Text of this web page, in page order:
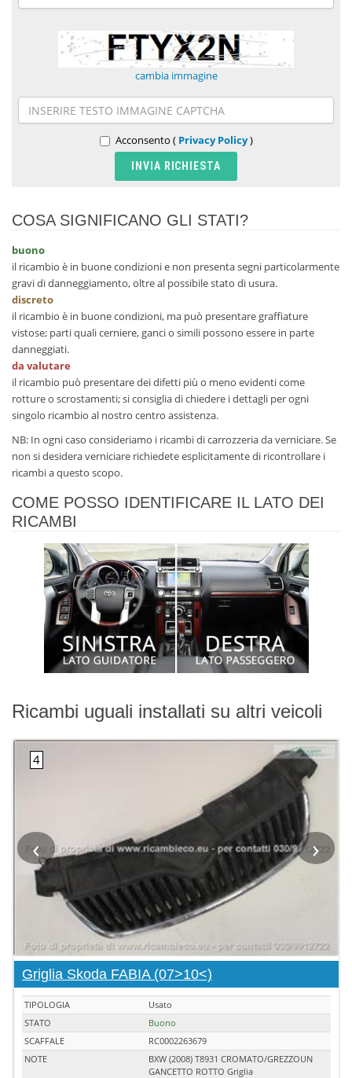
cambia immagine
Acconsento ( Privacy Policy)
COSA SIGNIFICANO GLI STATI?
buono
il ricambio è in buone condizioni e non presenta segni particolarmente
gravi di danneggiamento, oltre al possibile stato di usura.
discreto
il ricambio è in buone condizioni, ma può presentare graffiature
vistose; parti quali cerniere, ganci o simili possono essere in parte
danneggiati.
da valutare
il ricambio può presentare dei difetti più o meno evidenti come
rotture o scrostamenti; si consiglia di chiedere i dettagli per ogni
singolo ricambio al nostro centro assistenza.
NB: In ogni caso consideriamo i ricambi di carrozzeria da verniciare. Se
non si desidera verniciare richiedete esplicitamente di ricontrollare i
ricambi a questo scopo.
COME POSSO IDENTIFICARE IL LATO DEI
RICAMBI
Ricambi uguali installati su altri veicoli
‹ ›
Griglia Skoda FABIA (07>10<)
TIPOLOGIA
Usato
STATO
Buono
SCAFFALE
RC0002263679
NOTE
BXW (2008) T8931 CROMATO/GREZZOUN
GANCETTO ROTTO Griglia